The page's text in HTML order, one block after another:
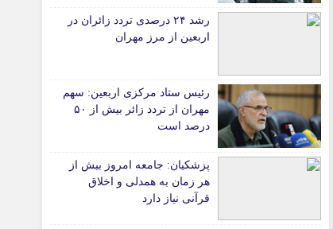
شهرداری و شورای شهر
*ماناسپهر
اطلاعیه
پیام تبریک ماناسپهر
پیام تسلیت ماناسپهر
پیوندهای سایت
رشد ۲۴ درصدی تردد زائران در
اربعین از مرز مهران
رئیس ستاد مرکزی اربعین: سهم
مهران از تردد زائر بیش از ۵۰
درصد است
پزشکیان: جامعه امروز بیش از
هر زمان به همدلی و اخلاق
قرآنی نیاز دارد